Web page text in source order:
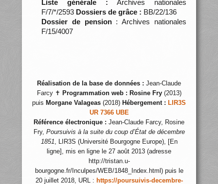
Liste générale : Archives nationales
F/7/*/2593 Dossiers de grâce : BB/22/136
Dossier de pension: Archives nationales
F/15/4007
Réalisation de la base de données : Jean-Claude
Farcy ✝ Programmation web : Rosine Fry(2013)
puis Morgane Valageas (2018) Hébergement : LIR3S
UR 7366 UBE
Référence électronique : Jean-Claude Farcy, Rosine
Fry, Poursuivis à la suite du coup d’État de décembre
1851, LIR3S (Université Bourgogne Europe), [En
ligne], mis en ligne le 27 août 2013 (adresse
http://tristan.u-
bourgogne.fr/Inculpes/WEB/1848_Index.html) puis le
20 juillet 2018, URL : https://poursuivis-decembre-